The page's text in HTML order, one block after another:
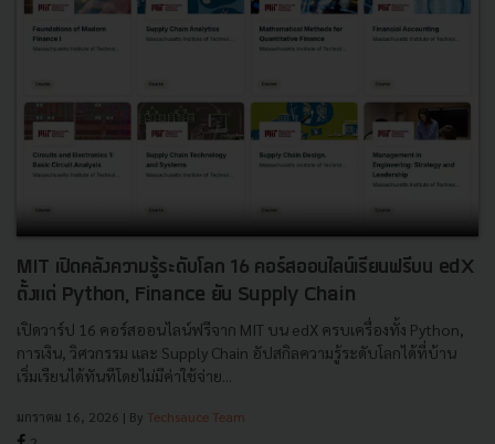
MIT เปิดคลังความรู้ระดับโลก 16 คอร์สออนไลน์เรียนฟรีบน edX
ตั้งแต่ Python, Finance ยัน Supply Chain
เปิดวาร์ป 16 คอร์สออนไลน์ฟรีจาก MIT บน edX ครบเครื่องทั้ง Python,
การเงิน, วิศวกรรม และ Supply Chain อัปสกิลความรู้ระดับโลกได้ที่บ้าน
เริ่มเรียนได้ทันทีโดยไม่มีค่าใช้จ่าย...
มกราคม 16, 2026 | By Techsauce Team